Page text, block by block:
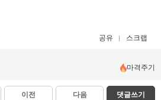
공유 스크랩
마격주기
이전 다음 댓글쓰기